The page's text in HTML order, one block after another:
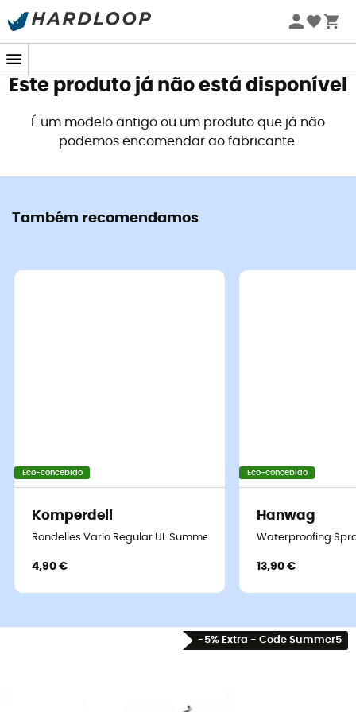
Promoções de verão 🔥 -5% EXTRA a partir de 2 produtos*
Este produto já não está disponível
É um modelo antigo ou um produto que já não
podemos encomendar ao fabricante.
Também recomendamos
Eco-concebido
Komperdell
Rondelles Vario Regular UL Summer 7 cm Blister
4,90 €
Eco-concebido
Hanwag
Waterproofing
13,90 €
-5% Extra - Code Summer5